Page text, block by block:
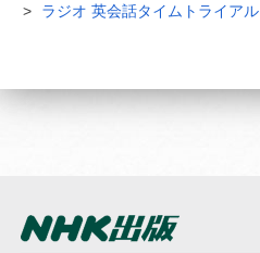
ラジオ 英会話タイムトライアル